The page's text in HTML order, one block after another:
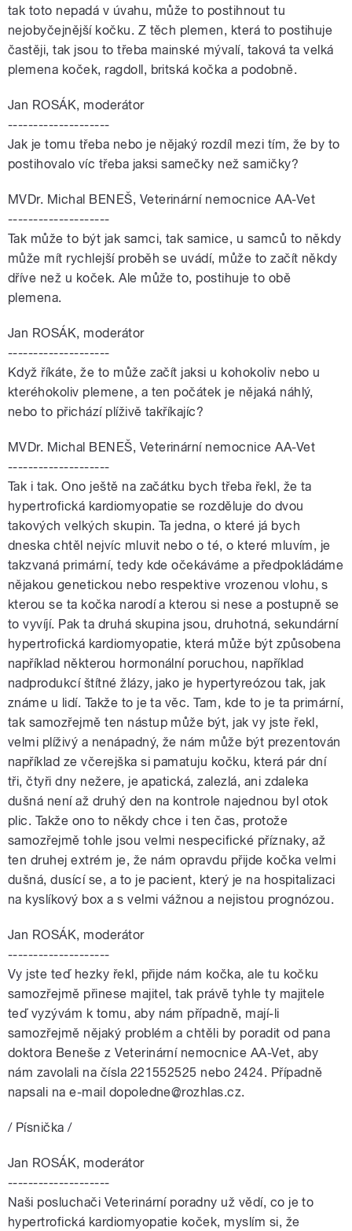
tak toto nepadá v úvahu, může to postihnout tu
nejobyčejnější kočku. Z těch plemen, která to postihuje
častěji, tak jsou to třeba mainské mývalí, taková ta velká
plemena koček, ragdoll, britská kočka a podobně.
Jan ROSÁK, moderátor
--------------------
Jak je tomu třeba nebo je nějaký rozdíl mezi tím, že by to
postihovalo víc třeba jaksi samečky než samičky?
MVDr. Michal BENEŠ, Veterinární nemocnice AA-Vet
--------------------
Tak může to být jak samci, tak samice, u samců to někdy
může mít rychlejší proběh se uvádí, může to začít někdy
dříve než u koček. Ale může to, postihuje to obě
plemena.
Jan ROSÁK, moderátor
--------------------
Když říkáte, že to může začít jaksi u kohokoliv nebo u
kteréhokoliv plemene, a ten počátek je nějaká náhlý,
nebo to přichází plíživě takříkajíc?
MVDr. Michal BENEŠ, Veterinární nemocnice AA-Vet
--------------------
Tak i tak. Ono ještě na začátku bych třeba řekl, že ta
hypertrofická kardiomyopatie se rozděluje do dvou
takových velkých skupin. Ta jedna, o které já bych
dneska chtěl nejvíc mluvit nebo o té, o které mluvím, je
takzvaná primární, tedy kde očekáváme a předpokládáme
nějakou genetickou nebo respektive vrozenou vlohu, s
kterou se ta kočka narodí a kterou si nese a postupně se
to vyvíjí. Pak ta druhá skupina jsou, druhotná, sekundární
hypertrofická kardiomyopatie, která může být způsobena
například některou hormonální poruchou, například
nadprodukcí štítné žlázy, jako je hypertyreózou tak, jak
známe u lidí. Takže to je ta věc. Tam, kde to je ta primární,
tak samozřejmě ten nástup může být, jak vy jste řekl,
velmi plíživý a nenápadný, že nám může být prezentován
například ze včerejška si pamatuju kočku, která pár dní
tři, čtyři dny nežere, je apatická, zalezlá, ani zdaleka
dušná není až druhý den na kontrole najednou byl otok
plic. Takže ono to někdy chce i ten čas, protože
samozřejmě tohle jsou velmi nespecifické příznaky, až
ten druhej extrém je, že nám opravdu přijde kočka velmi
dušná, dusící se, a to je pacient, který je na hospitalizaci
na kyslíkový box a s velmi vážnou a nejistou prognózou.
Jan ROSÁK, moderátor
--------------------
Vy jste teď hezky řekl, přijde nám kočka, ale tu kočku
samozřejmě přinese majitel, tak právě tyhle ty majitele
teď vyzývám k tomu, aby nám případně, mají-li
samozřejmě nějaký problém a chtěli by poradit od pana
doktora Beneše z Veterinární nemocnice AA-Vet, aby
nám zavolali na čísla 221552525 nebo 2424. Případně
napsali na e-mail dopoledne@rozhlas.cz.
/ Písnička /
Jan ROSÁK, moderátor
--------------------
Naši posluchači Veterinární poradny už vědí, co je to
hypertrofická kardiomyopatie koček, myslím si, že